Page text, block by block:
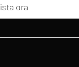
ora